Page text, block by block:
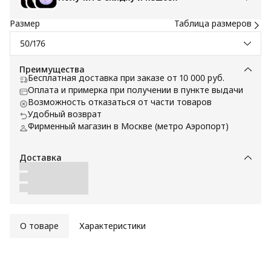
Размер
Таблица размеров
50/176
Преимущества
Бесплатная доставка при заказе от 10 000 руб.
Оплата и примерка при получении в пункте выдачи
Возможность отказаться от части товаров
Удобный возврат
Фирменный магазин в Москве (метро Аэропорт)
Доставка
О товаре Характеристики